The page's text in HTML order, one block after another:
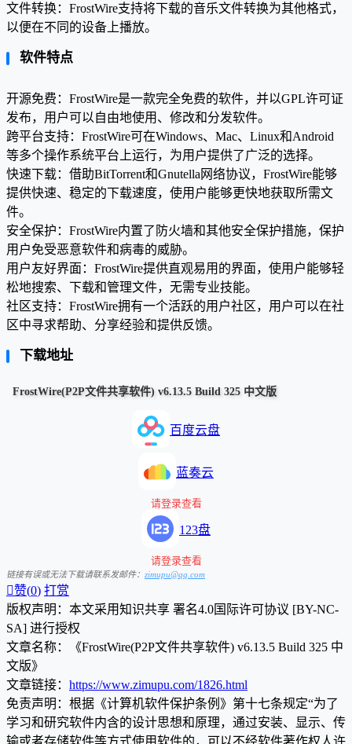
文件转换：FrostWire支持将下载的音乐文件转换为其他格式，
以便在不同的设备上播放。
软件特点
开源免费：FrostWire是一款完全免费的软件，并以GPL许可证
发布，用户可以自由地使用、修改和分发软件。
跨平台支持：FrostWire可在Windows、Mac、Linux和Android
等多个操作系统平台上运行，为用户提供了广泛的选择。
快速下载：借助BitTorrent和Gnutella网络协议，FrostWire能够
提供快速、稳定的下载速度，使用户能够更快地获取所需文
件。
安全保护：FrostWire内置了防火墙和其他安全保护措施，保护
用户免受恶意软件和病毒的威胁。
用户友好界面：FrostWire提供直观易用的界面，使用户能够轻
松地搜索、下载和管理文件，无需专业技能。
社区支持：FrostWire拥有一个活跃的用户社区，用户可以在社
区中寻求帮助、分享经验和提供反馈。
下载地址
FrostWire(P2P文件共享软件) v6.13.5 Build 325 中文版
百度云盘
蓝奏云
请登录查看
123盘
请登录查看
链接有误或无法下载请联系发邮件： zimupu@qq.com
赞(0) 打赏
版权声明：本文采用知识共享 署名4.0国际许可协议 [BY-NC-
SA] 进行授权
文章名称：《FrostWire(P2P文件共享软件) v6.13.5 Build 325 中
文版》
文章链接： https://www.zimupu.com/1826.html
免责声明：根据《计算机软件保护条例》第十七条规定“为了
学习和研究软件内含的设计思想和原理，通过安装、显示、传
输或者存储软件等方式使用软件的，可以不经软件著作权人许